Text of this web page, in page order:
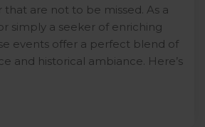
that are not to be missed. As a
simply a seeker of enriching
events offer a perfect blend of
and historical ambiance. Here’s